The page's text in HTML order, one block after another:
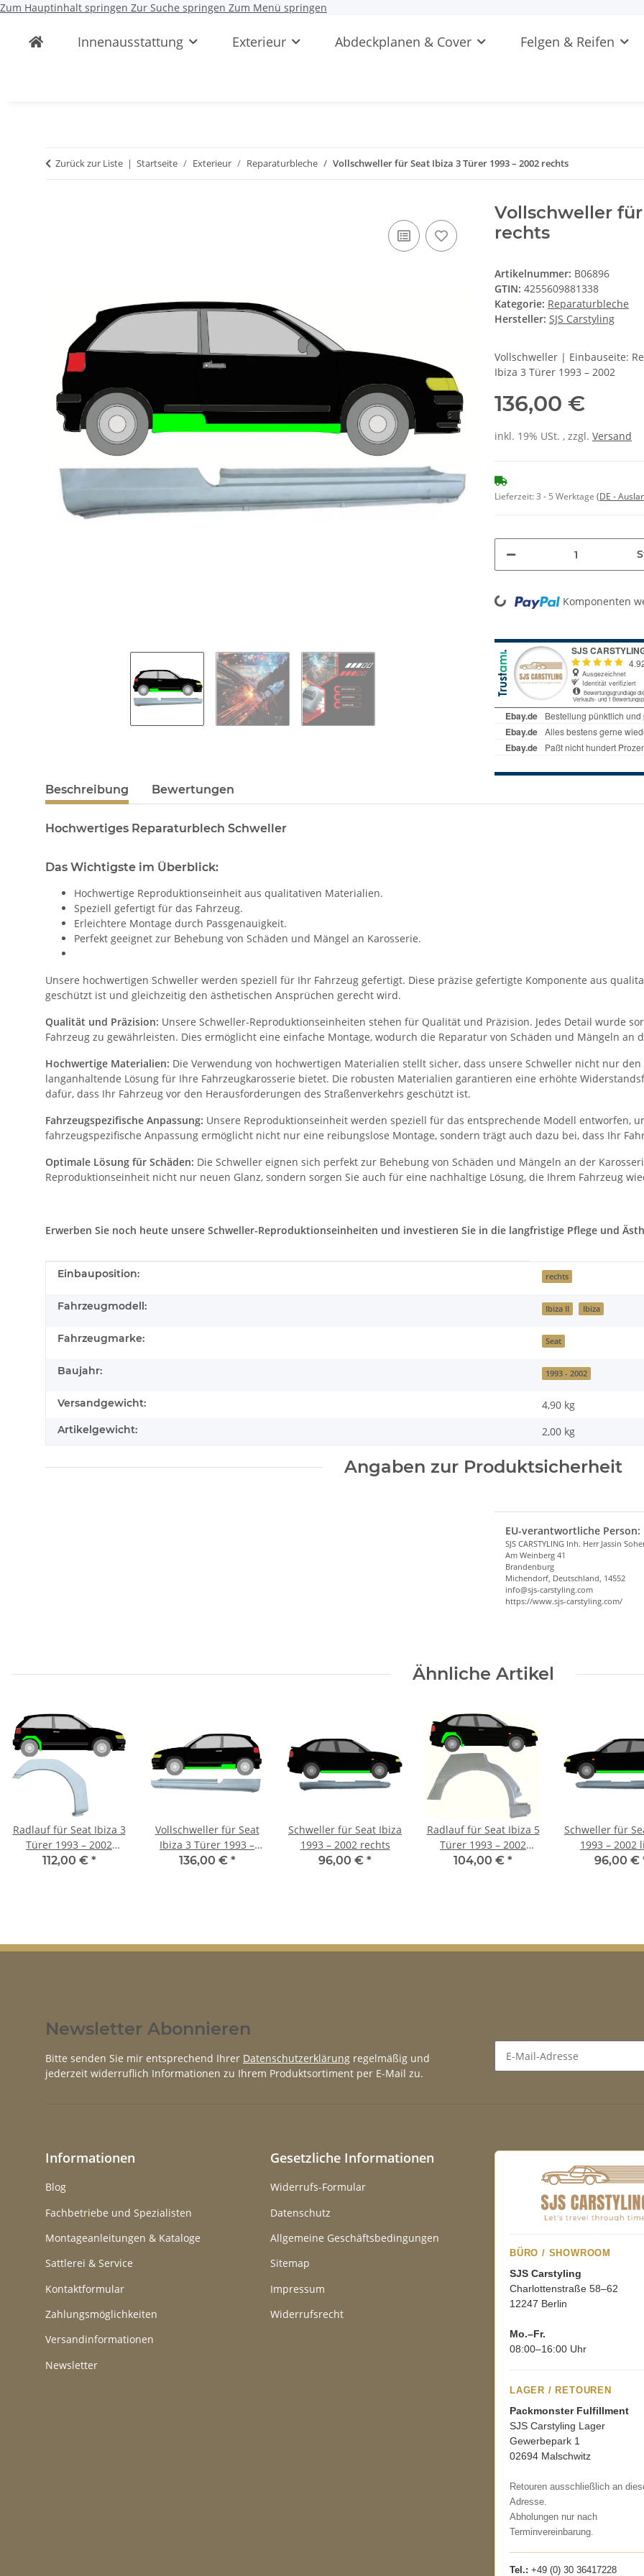
Zum Hauptinhalt springen Zur Suche springen Zum Menü springen
Innenausstattung Exterieur Abdeckplanen & Cover Felgen & Reifen
Zurück zur Liste Startseite Exterieur Reparaturbleche Vollschweller für Seat Ibiza 3 Türer 1993 – 2002 rechts
Vollschweller für
rechts
Artikelnummer: B06896
GTIN: 4255609881338
Kategorie: Reparaturbleche
Hersteller: SJS Carstyling
Vollschweller | Einbauseite:
Ibiza 3 Türer 1993 – 2002
136,00 €
inkl. 19% USt. , zzgl. Versand
Lieferzeit:3 - 5 Werktage (DE -
Loading... Komponenten
Beschreibung Bewertungen
Hochwertiges Reparaturblech Schweller
Das Wichtigste im Überblick:
Hochwertige Reproduktionseinheit aus qualitativen Materialien.
Speziell gefertigt für das Fahrzeug.
Erleichtere Montage durch Passgenauigkeit.
Perfekt geeignet zur Behebung von Schäden und Mängel an Karosserie.
Unsere hochwertigen Schweller werden speziell für Ihr Fahrzeug gefertigt. Diese präzise gefertigte Komponente aus
geschützt ist und gleichzeitig den ästhetischen Ansprüchen gerecht wird.
Qualität und Präzision: Unsere Schweller-Reproduktionseinheiten stehen für Qualität und Präzision. Jedes Detail wurde
Fahrzeug zu gewährleisten. Dies ermöglicht eine einfache Montage, wodurch die Reparatur von Schäden und Mängeln an
Hochwertige Materialien: Die Verwendung von hochwertigen Materialien stellt sicher, dass unsere Schweller nicht nur
langanhaltende Lösung für Ihre Fahrzeugkarosserie bietet. Die robusten Materialien garantieren eine erhöhte
dafür, dass Ihr Fahrzeug vor den Herausforderungen des Straßenverkehrs geschützt ist.
Fahrzeugspezifische Anpassung: Unsere Reproduktionseinheit werden speziell für das entsprechende Modell entworfen,
fahrzeugspezifische Anpassung ermöglicht nicht nur eine reibungslose Montage, sondern trägt auch dazu bei, dass Ihr
Optimale Lösung für Schäden: Die Schweller eignen sich perfekt zur Behebung von Schäden und Mängeln an der
Reproduktionseinheit nicht nur neuen Glanz, sondern sorgen Sie auch für eine nachhaltige Lösung, die Ihrem Fahrzeug
Erwerben Sie noch heute unsere Schweller-Reproduktionseinheiten und investieren Sie in die langfristige Pflege und
Produkteigenschaft
Wert
Einbauposition: rechts
Fahrzeugmodell: Ibiza II Ibiza
Fahrzeugmarke: Seat
Baujahr: 1993 - 2002
Versandgewicht: 4,90 kg
Artikelgewicht: 2,00 kg
Angaben zur Produktsicherheit
EU-verantwortliche Person:
SJS CARSTYLING Inh. Herr Jassin
Am Weinberg 41
Brandenburg
Michendorf, Deutschland, 14552
info@sjs-carstyling.com
https://www.sjs-carstyling.com/
Ähnliche Artikel
Radlauf für Seat Ibiza 3
Türer 1993 – 2002
rechts
112,00 € *
Vollschweller für Seat
Ibiza 3 Türer 1993 –
2002 links
136,00 € *
Schweller für Seat Ibiza
1993 – 2002 rechts
96,00 € *
Radlauf für Seat Ibiza 5
Türer 1993 – 2002
rechts
104,00 € *
Schweller für
1993 – 2002
96,00 €
Newsletter Abonnieren
Bitte senden Sie mir entsprechend Ihrer Datenschutzerklärung regelmäßig und
jederzeit widerruflich Informationen zu Ihrem Produktsortiment per E-Mail zu.
Informationen
Blog
Fachbetriebe und Spezialisten
Montageanleitungen & Kataloge
Sattlerei & Service
Kontaktformular
Zahlungsmöglichkeiten
Versandinformationen
Newsletter
Gesetzliche Informationen
Widerrufs-Formular
Datenschutz
Allgemeine Geschäftsbedingungen
Sitemap
Impressum
Widerrufsrecht
BÜRO / SHOWROOM
SJS Carstyling
Charlottenstraße 58–62
12247 Berlin
Mo.–Fr.
08:00–16:00 Uhr
LAGER / RETOUREN
Packmonster Fulfillment
SJS Carstyling Lager
Gewerbepark 1
02694 Malschwitz
Retouren ausschließlich an
Adresse.
Abholungen nur nach
Terminvereinbarung.
Tel.: +49 (0) 30 36417228